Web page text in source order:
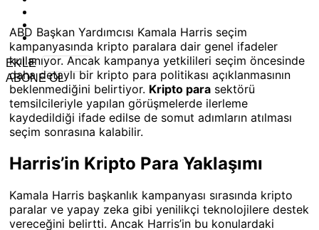
EKLE
ABONE OL
ABD Başkan Yardımcısı Kamala Harris seçim
kampanyasında kripto paralara dair genel ifadeler
kullanıyor. Ancak kampanya yetkilileri seçim öncesinde
daha detaylı bir kripto para politikası açıklanmasının
beklenmediğini belirtiyor. Kripto para sektörü
temsilcileriyle yapılan görüşmelerde ilerleme
kaydedildiği ifade edilse de somut adımların atılması
seçim sonrasına kalabilir.
Harris’in Kripto Para Yaklaşımı
Kamala Harris başkanlık kampanyası sırasında kripto
paralar ve yapay zeka gibi yenilikçi teknolojilere destek
vereceğini belirtti. Ancak Harris’in bu konulardaki